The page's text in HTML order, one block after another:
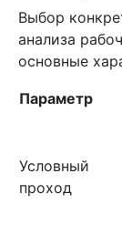
Выбор
анализа
основные
Параметр
Условный
проход